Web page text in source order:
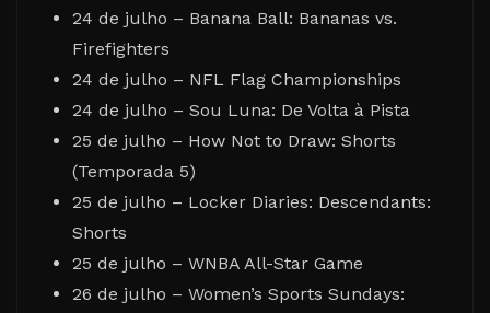
24 de julho – Banana Ball: Bananas vs.
Firefighters
24 de julho – NFL Flag Championships
24 de julho – Sou Luna: De Volta à Pista
25 de julho – How Not to Draw: Shorts
(Temporada 5)
25 de julho – Locker Diaries: Descendants:
Shorts
25 de julho – WNBA All-Star Game
26 de julho – Women’s Sports Sundays: